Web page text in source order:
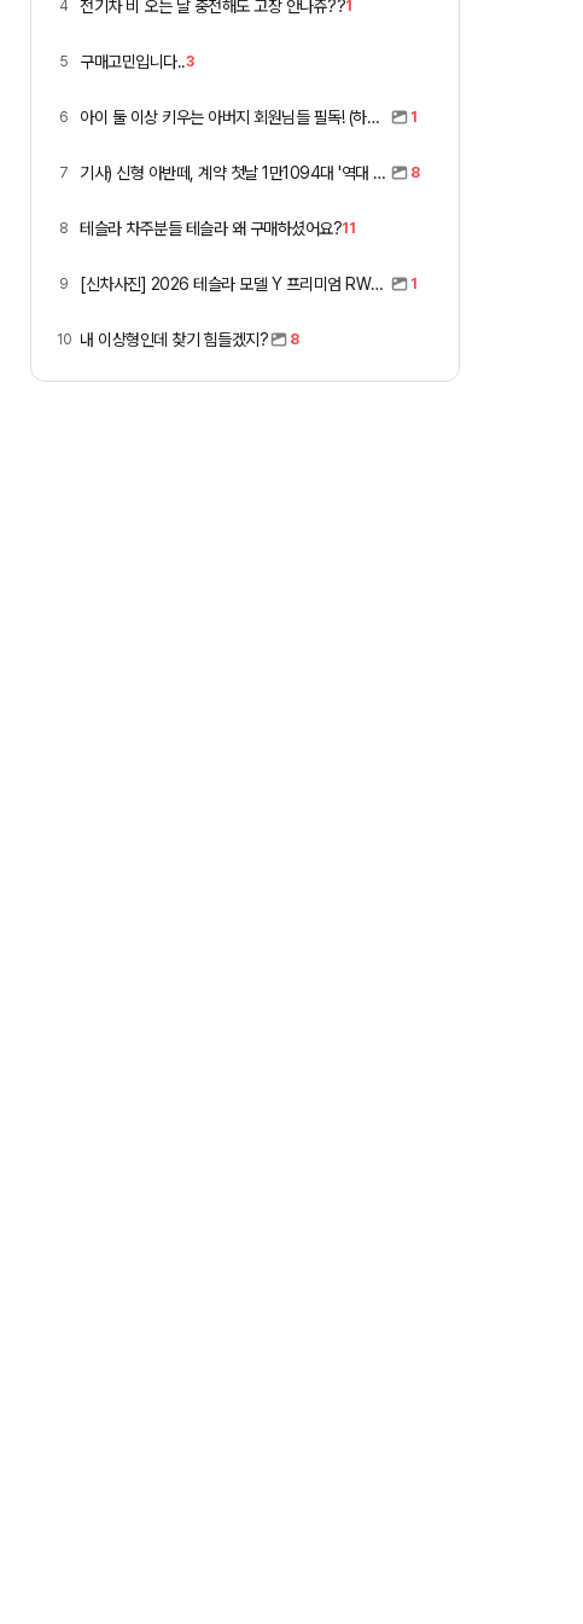
4 전기차 비 오는 날 충전해도 고장 안나쥬??1
5 구매고민입니다..3
6 아이 둘 이상 키우는 아버지 회원님들 필독! (하이패스 할인) 1
7 기사) 신형 아반떼, 계약 첫날 1만1094대 '역대 최고' 8
8 테슬라 차주분들 테슬라 왜 구매하셨어요?11
9 [신차사진] 2026 테슬라 모델 Y 프리미엄 RWD (펄 화이트 + 블랙시트) 1
10 내 이상형인데 찾기 힘들겠지? 8